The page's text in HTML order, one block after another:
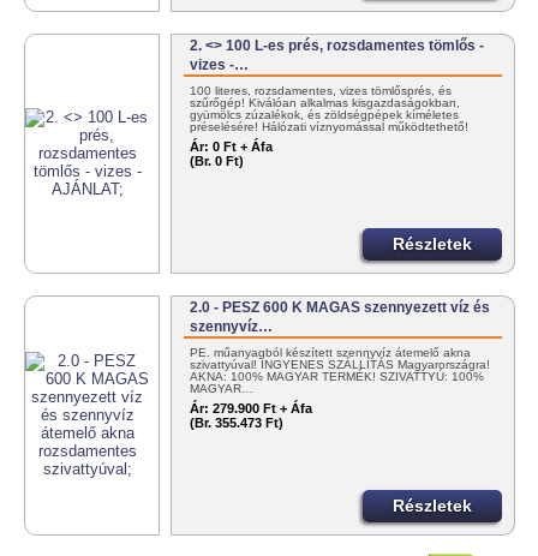
2. <> 100 L-es prés, rozsdamentes tömlős -
vizes -…
100 literes, rozsdamentes, vizes tömlősprés, és
szűrőgép! Kiválóan alkalmas kisgazdaságokban,
gyümölcs zúzalékok, és zöldségpépek kíméletes
préselésére! Hálózati víznyomással működtethető!
30/383-4000
Ár: 0 Ft + Áfa
(Br. 0 Ft)
Részletek
2.0 - PESZ 600 K MAGAS szennyezett víz és
szennyvíz…
PE. műanyagból készített szennyvíz átemelő akna
szivattyúval! INGYENES SZÁLLÍTÁS Magyarországra!
AKNA: 100% MAGYAR TERMÉK! SZIVATTYÚ: 100%
MAGYAR…
Ár: 279.900 Ft + Áfa
(Br. 355.473 Ft)
Részletek